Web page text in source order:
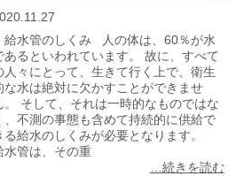
給水管のしくみ 人の体は、60％が水
あるといわれています。 故に、すべて
人々にとって、生きて行く上で、衛生
な水は絶対に欠かすことができませ
。 そして、それは一時的なものではな
、不測の事態も含めて持続的に供給で
る給水のしくみが必要となります。
水管は、その重
…続きを読む